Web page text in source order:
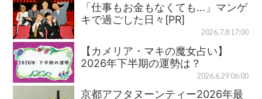
「仕事もお金もなくても…」マンゲ
キで過ごした日々[PR]
2026.7.8 17:00
【カメリア・マキの魔女占い】
2026年下半期の運勢は？
2026.6.29 06:00
京都アフタヌーンティー2026年最